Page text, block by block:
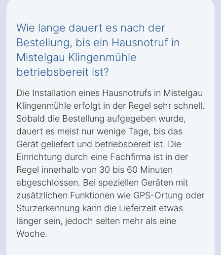
Wie lange dauert es nach der
Bestellung, bis ein Hausnotruf in
Mistelgau Klingenmühle
betriebsbereit ist?
Die Installation eines Hausnotrufs in Mistelgau
Klingenmühle erfolgt in der Regel sehr schnell.
Sobald die Bestellung aufgegeben wurde,
dauert es meist nur wenige Tage, bis das
Gerät geliefert und betriebsbereit ist. Die
Einrichtung durch eine Fachfirma ist in der
Regel innerhalb von 30 bis 60 Minuten
abgeschlossen. Bei speziellen Geräten mit
zusätzlichen Funktionen wie GPS-Ortung oder
Sturzerkennung kann die Lieferzeit etwas
länger sein, jedoch selten mehr als eine
Woche.